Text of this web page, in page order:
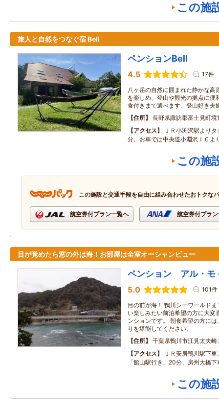
この施
旅人と自然をつなぐ宿 Bell
ペンションBell
4.5 17件
八ヶ岳の自然に囲まれた静かな高
を楽しめ、登山や観光の拠点に便
食付きまで選べます。登山好き夫
住所
長野県諏訪郡富士見町境
アクセス
ＪＲ小渕沢駅より
分。お車では中央道小淵沢ＩＣよ
この施
この施設と交通手段を自由に組み合わせたおトクな
航空券付プラン一覧へ 航空券付プラ
目が覚めたら窓の外は海！お部屋は全室オーシャンビュー
ペンション アル・モ
5.0 101件
目の前が海！ 鴨川シーワールド
い楽しみたい前泊希望の方に大変
ンションです。 朝食希望の方に
りを堪能してください。
住所
千葉県鴨川市江見太夫崎
アクセス
ＪＲ安房鴨川駅下
「館山駅行き」20分、房州大橋
この施